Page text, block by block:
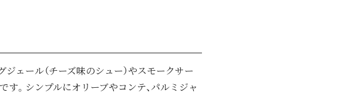
ェール（チーズ味のシュー）やスモークサー
。シンプルにオリーブやコンテ、パルミジャ